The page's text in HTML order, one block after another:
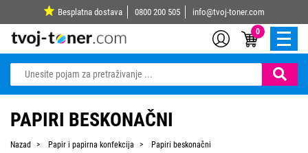
Besplatna dostava 0800 200 505 info@tvoj-toner.com
0
PAPIRI BESKONAČNI
Nazad Papir i papirna konfekcija Papiri beskonačni